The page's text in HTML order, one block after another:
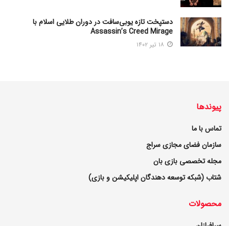
دستپخت تازه یوبی‌سافت در دوران طلایی اسلام با
Assassin’s Creed Mirage
پیوندها
تماس با ما
سازمان فضای مجازی سراج
مجله تخصصی بازی بان
شتاب (شبکه توسعه دهندگان اپلیکیشن و بازی)
محصولات